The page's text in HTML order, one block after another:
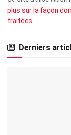
plus sur la façon
traitées
Derniers